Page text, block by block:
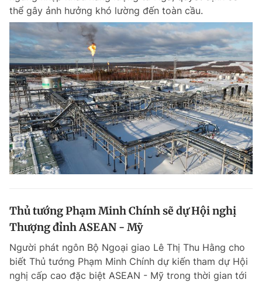
thể gây ảnh hưởng khó lường đến toàn cầu.
Thủ tướng Phạm Minh Chính sẽ dự Hội nghị
Thượng đỉnh ASEAN - Mỹ
Người phát ngôn Bộ Ngoại giao Lê Thị Thu Hằng cho
biết Thủ tướng Phạm Minh Chính dự kiến tham dự Hội
nghị cấp cao đặc biệt ASEAN - Mỹ trong thời gian tới